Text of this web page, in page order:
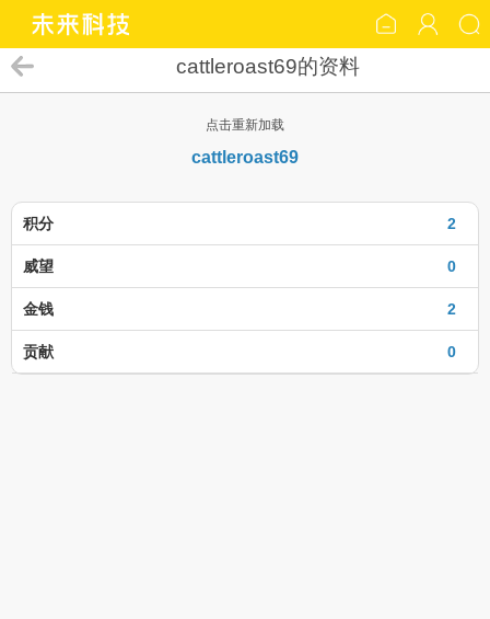
cattleroast69的资料
点击重新加载
cattleroast69
2
积分
0
威望
2
金钱
0
贡献